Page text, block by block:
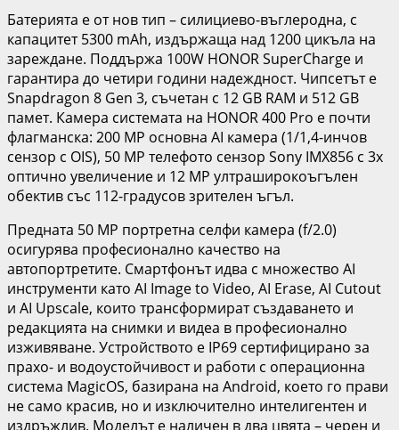
Батерията е от нов тип – силициево-въглеродна, с
капацитет 5300 mAh, издържаща над 1200 цикъла на
зареждане. Поддържа 100W HONOR SuperCharge и
гарантира до четири години надеждност. Чипсетът е
Snapdragon 8 Gen 3, съчетан с 12 GB RAM и 512 GB
памет. Камера системата на HONOR 400 Pro е почти
флагманска: 200 MP основна AI камера (1/1,4-инчов
сензор с OIS), 50 MP телефото сензор Sony IMX856 с 3x
оптично увеличение и 12 MP ултраширокоъгълен
обектив със 112-градусов зрителен ъгъл.
Предната 50 MP портретна селфи камера (f/2.0)
осигурява професионално качество на
автопортретите. Смартфонът идва с множество AI
инструменти като AI Image to Video, AI Erase, AI Cutout
и AI Upscale, които трансформират създаването и
редакцията на снимки и видеа в професионално
изживяване. Устройството е IP69 сертифицирано за
прахо- и водоустойчивост и работи с операционна
система MagicOS, базирана на Android, което го прави
не само красив, но и изключително интелигентен и
издръжлив. Моделът е наличен в два цвята – черен и